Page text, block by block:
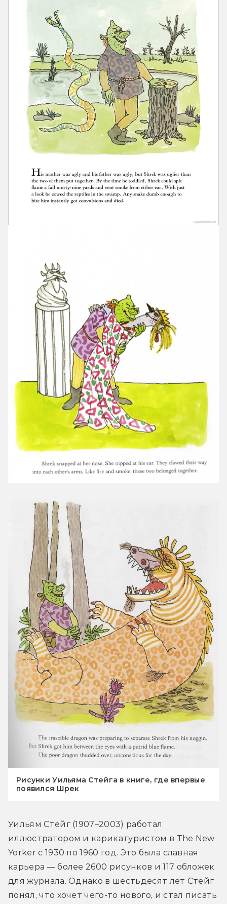
Рисунки Уильяма Стейга в книге, где впервые
появился Шрек
Уильям Стейг (1907–2003) работал
иллюстратором и карикатуристом в The New
Yorker с 1930 по 1960 год. Это была славная
карьера — более 2600 рисунков и 117 обложек
для журнала. Однако в шестьдесят лет Стейг
понял, что хочет чего-то нового, и стал писать